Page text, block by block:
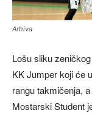
Arhiva
Lošu sliku
KK Jumper koji će
rangu takmičenja,
Mostarski Student